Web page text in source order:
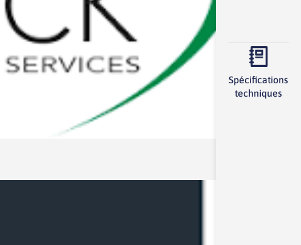
Spécifications
techniques